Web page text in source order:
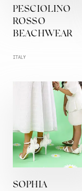
PESCIOLINO
ROSSO
BEACHWEAR
ITALY
SOPHIA